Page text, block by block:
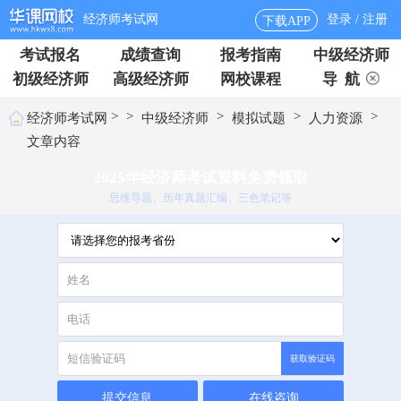
经济师考试网 下载APP 登录 / 注册
考试报名 成绩查询 报考指南
中级经济师
初级经济师
高级经济师 网校课程 导 航
经济师考试网 > > 中级经济师 > 模拟试题 > 人力资源 >
文章内容
思维导题、历年真题汇编、三色笔记等
获取验证码
提交信息 在线咨询